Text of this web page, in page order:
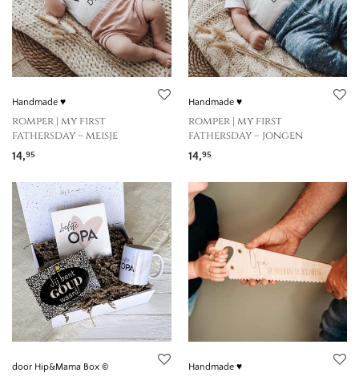
Handmade ♥
romper | my first
fathersday – meisje
14,95
Handmade ♥
romper | my first
fathersday – jongen
14,95
door Hip&Mama Box © Handmade ♥